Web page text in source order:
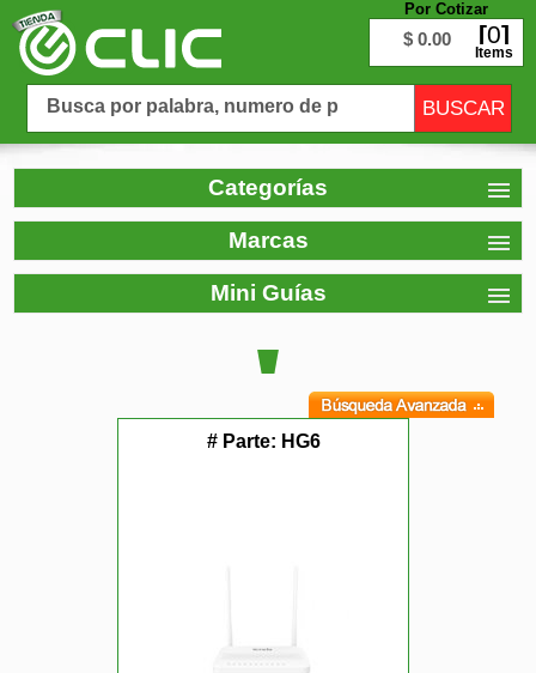
Por Cotizar
$ 0.00 0
Items
Categorías
Marcas
Mini Guías
# Parte: HG6